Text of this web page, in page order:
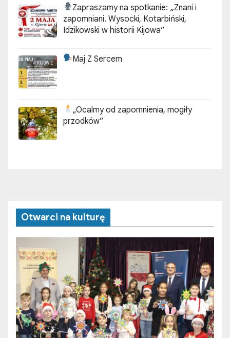
Zapraszamy na spotkanie: „Znani i
zapomniani. Wysocki, Kotarbiński,
Idzikowski w historii Kijowa”
Maj Z Sercem
„Ocalmy od zapomnienia, mogiły
przodków”
Otwarci na kulturę